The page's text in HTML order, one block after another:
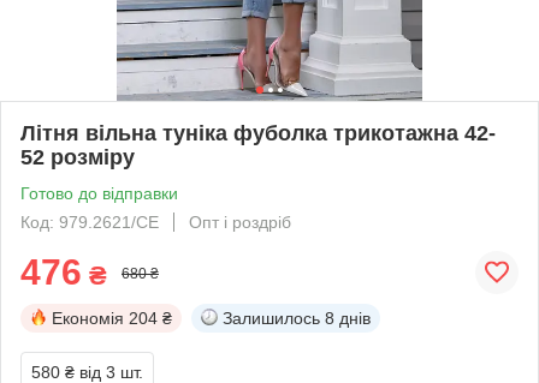
Літня вільна туніка фуболка трикотажна 42-
52 розміру
Готово до відправки
Код: 979.2621/СЕ
Опт і роздріб
476 ₴ 680 ₴
Економія 204 ₴ Залишилось 8 днів
580 ₴ від 3 шт.